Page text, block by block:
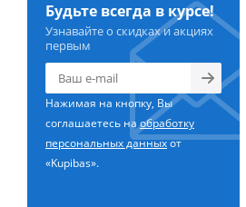
Будьте всегда в курсе!
Узнавайте о скидках и акциях
первым
Нажимая на кнопку, Вы
соглашаетесь наобработку
персональных данныхот
«Kupibas».